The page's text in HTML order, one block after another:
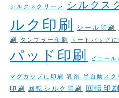
シルクスクリーン シルクス
ルク印刷
シール印刷
刷
タンブラー印刷 トートバッグに
パッド印刷 ビニー
マグカップに印刷 乳剤 半自動スク
印刷 回転シルク印刷 回転印刷